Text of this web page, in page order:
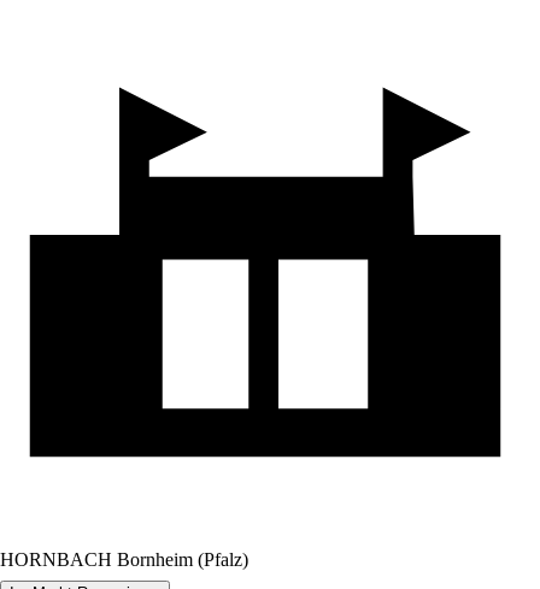
HORNBACH Bornheim (Pfalz)